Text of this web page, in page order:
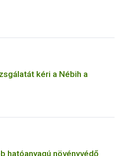
kéri a Nébih a
hatóanyagú növényvédő